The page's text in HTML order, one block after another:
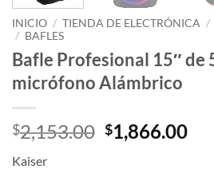
INICIO / TIENDA DE ELECTRÓNICA /
/ BAFLES
Bafle Profesional 15″ de
micrófono Alámbrico
$2,153.00 Original
price
$1,866.00
Kaiser